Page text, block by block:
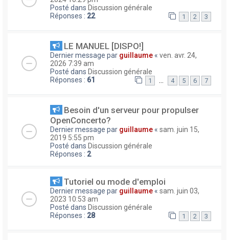
Posté dans Discussion générale
Réponses : 22 1 2 3
LE MANUEL [DISPO!]
Dernier message par guillaume « ven. avr. 24,
2026 7:39 am
Posté dans Discussion générale
Réponses : 61 1 … 4 5 6 7
Besoin d'un serveur pour propulser
OpenConcerto?
Dernier message par guillaume « sam. juin 15,
2019 5:55 pm
Posté dans Discussion générale
Réponses : 2
Tutoriel ou mode d'emploi
Dernier message par guillaume « sam. juin 03,
2023 10:53 am
Posté dans Discussion générale
Réponses : 28 1 2 3